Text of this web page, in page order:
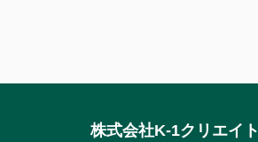
株式会社K-1クリエイト